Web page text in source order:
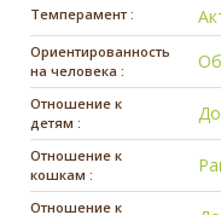
Темперамент :
Ориентированность
на человека :
Отношение к
детям :
Отношение к
кошкам :
Отношение к